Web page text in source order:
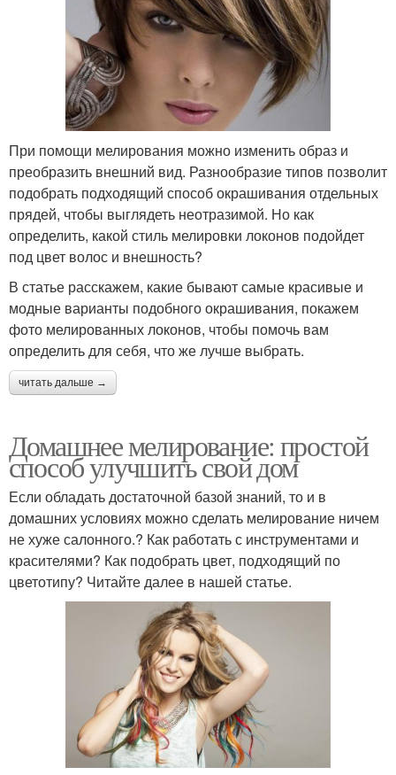
При помощи мелирования можно изменить образ и
преобразить внешний вид. Разнообразие типов позволит
подобрать подходящий способ окрашивания отдельных
прядей, чтобы выглядеть неотразимой. Но как
определить, какой стиль мелировки локонов подойдет
под цвет волос и внешность?
В статье расскажем, какие бывают самые красивые и
модные варианты подобного окрашивания, покажем
фото мелированных локонов, чтобы помочь вам
определить для себя, что же лучше выбрать.
читать дальше →
Домашнее мелирование: простой
способ улучшить свой дом
Если обладать достаточной базой знаний, то и в
домашних условиях можно сделать мелирование ничем
не хуже салонного.? Как работать с инструментами и
красителями? Как подобрать цвет, подходящий по
цветотипу? Читайте далее в нашей статье.